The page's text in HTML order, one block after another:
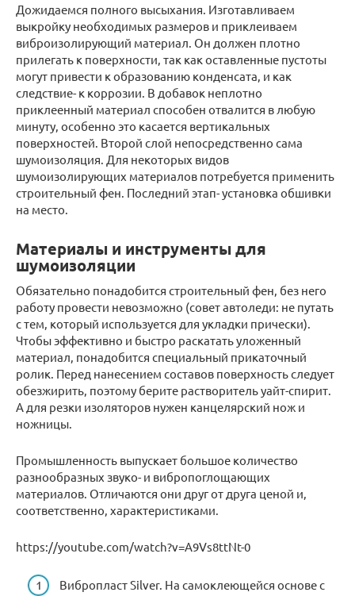
Дожидаемся полного высыхания. Изготавливаем
выкройку необходимых размеров и приклеиваем
виброизолирующий материал. Он должен плотно
прилегать к поверхности, так как оставленные пустоты
могут привести к образованию конденсата, и как
следствие- к коррозии. В добавок неплотно
приклеенный материал способен отвалится в любую
минуту, особенно это касается вертикальных
поверхностей. Второй слой непосредственно сама
шумоизоляция. Для некоторых видов
шумоизолирующих материалов потребуется применить
строительный фен. Последний этап- установка обшивки
на место.
Материалы и инструменты для
шумоизоляции
Обязательно понадобится строительный фен, без него
работу провести невозможно (совет автоледи: не путать
с тем, который используется для укладки прически).
Чтобы эффективно и быстро раскатать уложенный
материал, понадобится специальный прикаточный
ролик. Перед нанесением составов поверхность следует
обезжирить, поэтому берите растворитель уайт-спирит.
А для резки изоляторов нужен канцелярский нож и
ножницы.
Промышленность выпускает большое количество
разнообразных звуко- и вибропоглощающих
материалов. Отличаются они друг от друга ценой и,
соответственно, характеристиками.
https://youtube.com/watch?v=A9Vs8ttNt-0
Вибропласт Silver. На самоклеющейся основе с